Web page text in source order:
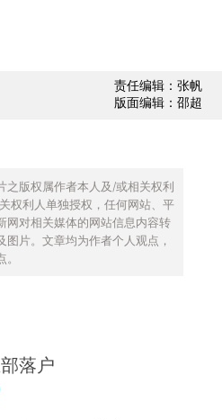
责任编辑：张帆
版面编辑：邵超
之版权属作者本人及/或相关权利
权利人单独授权，任何网站、平
网对相关媒体的网站信息内容转
片。文章均为作者个人观点，
落户